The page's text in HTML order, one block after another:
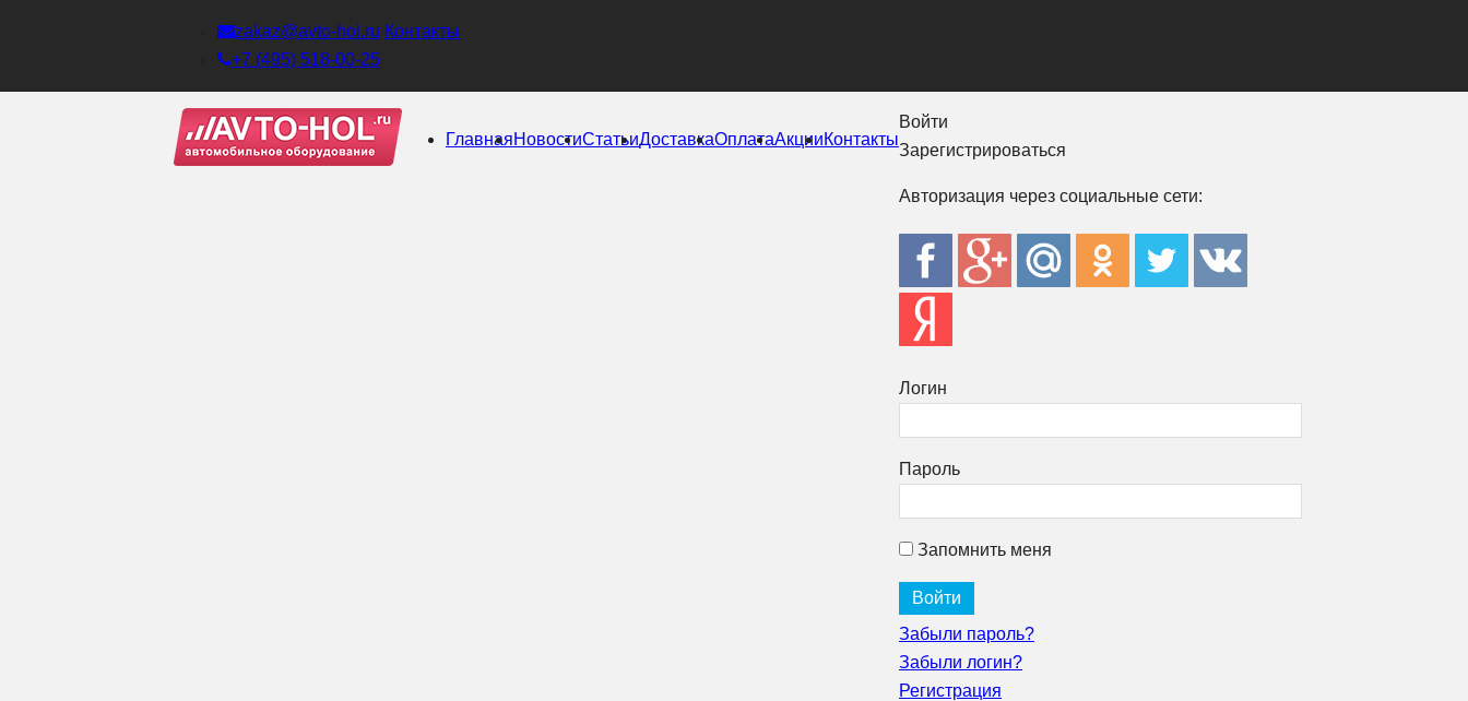
zakaz@avto-hol.ru Контакты
+7 (495) 518-00-25
ГлавнаяНовостиСтатьиДоставкаОплатаАкцииКонтакты
Войти
Зарегистрироваться
Авторизация через социальные сети:
Логин
Пароль
Запомнить меня
Забыли пароль?
Забыли логин?
Регистрация